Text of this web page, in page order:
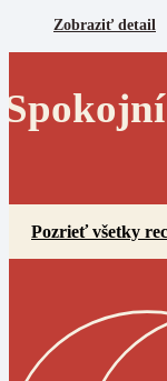
Zobraziť detail
Pozrieť všetky